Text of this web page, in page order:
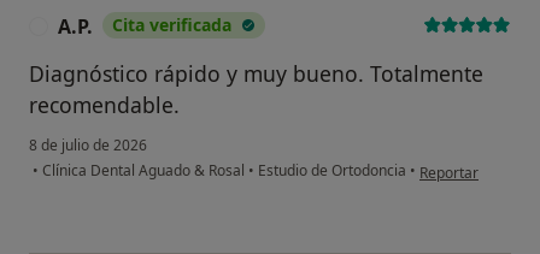
A.P. Cita verificada
Diagnóstico rápido y muy bueno. Totalmente
recomendable.
8 de julio de 2026
• Clínica Dental Aguado & Rosal • Estudio de Ortodoncia • en opinión del
Reportar